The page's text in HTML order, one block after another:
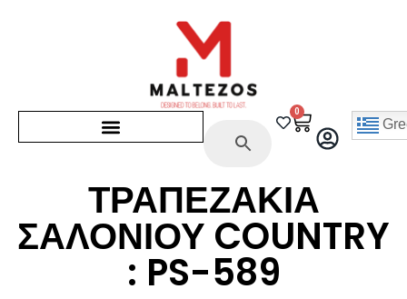
0
ΤΡΑΠΕΖΑΚΙΑ
ΣΑΛΟΝΙΟΥ COUNTRY
: PS-589